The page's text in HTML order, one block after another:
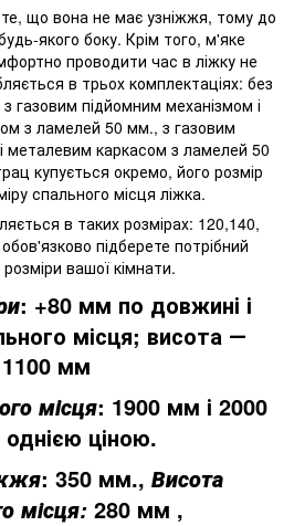
що вона не має узніжжя, тому до
якого боку. Крім того, м'яке
проводити час в ліжку не
в трьох комплектаціях: без
газовим підйомним механізмом і
з ламелей 50 мм., з газовим
металевим каркасом з ламелей 50
купується окремо, його розмір
спального місця ліжка.
в таких розмірах: 120,140,
підберете потрібний
розміри вашої кімнати.
: +80 мм по довжині і
місця; висота ―
1100 мм
місця: 1900 мм і 2000
ціною.
: 350 мм., Висота
місця:280 мм ,